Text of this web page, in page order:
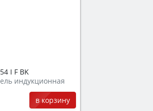
I F BK
индукционная
в корзину